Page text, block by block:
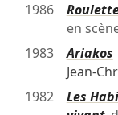
1986
en
1983
Ariakos
Jean-
1982
Les